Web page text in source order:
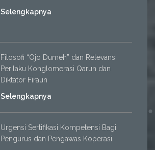
Selengkapnya
Filosofi “Ojo Dumeh” dan Relevansi
Perilaku Konglomerasi Qarun dan
Diktator Firaun
Selengkapnya
Urgensi Sertifikasi Kompetensi Bagi
Pengurus dan Pengawas Koperasi